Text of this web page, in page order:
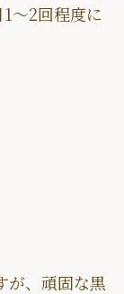
〜2回程度に
が、頑固な黒